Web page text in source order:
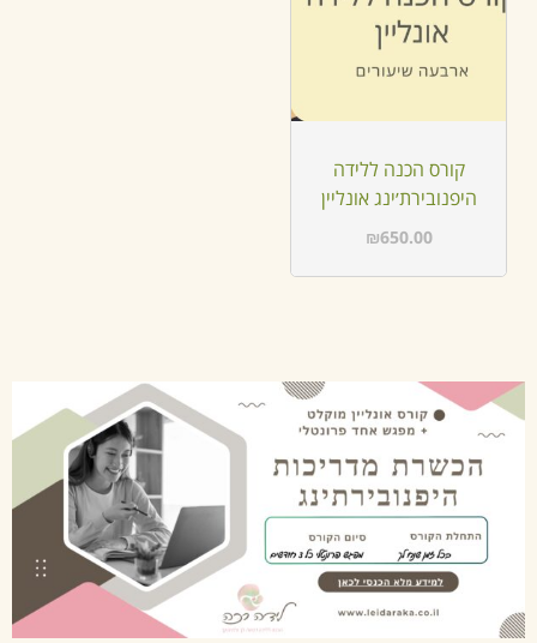
קורס הכנה ללידה
היפנובירת׳ינג אונליין
₪650.00